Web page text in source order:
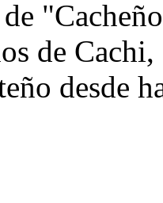
de
desde